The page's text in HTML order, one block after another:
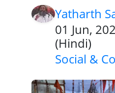
Yatharth
01 Jun,
(Hindi)
Social &